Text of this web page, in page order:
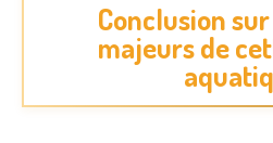
Conclusion
majeurs de